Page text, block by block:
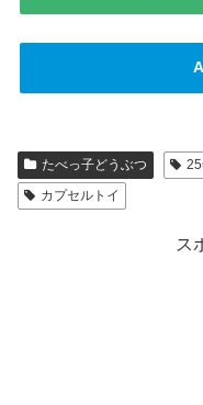
たべっ子どうぶつ 25
カプセルトイ
ス